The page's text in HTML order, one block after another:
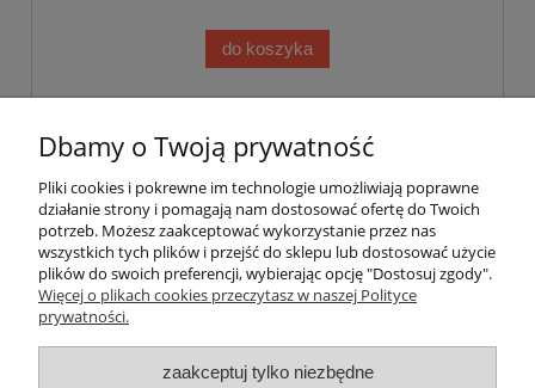
do koszyka
« 1 ... 4 5 6 7 8
Pomoc
Dostawa
Gwarancja i zwroty
Dbamy o Twoją prywatność
Pliki cookies i pokrewne im technologie umożliwiają poprawne
działanie strony i pomagają nam dostosować ofertę do Twoich
potrzeb. Możesz zaakceptować wykorzystanie przez nas
wszystkich tych plików i przejść do sklepu lub dostosować użycie
plików do swoich preferencji, wybierając opcję "Dostosuj zgody".
Więcej o plikach cookies przeczytasz w naszej Polityce
prywatności.
zaakceptuj tylko niezbędne